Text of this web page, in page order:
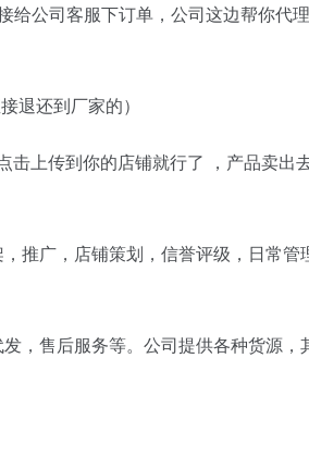
给公司客服下订单，公司这边帮你代
退还到厂家的）
击上传到你的店铺就行了 ，产品卖出
推广，店铺策划，信誉评级，日常管
，售后服务等。公司提供各种货源，